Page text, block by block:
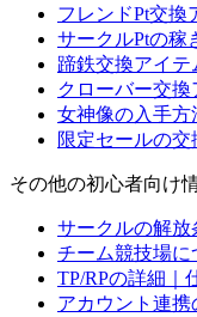
フレンドPt交換
サークルPtの稼
蹄鉄交換アイテ
クローバー交
女神像の入手方
限定セールの交
その他の初心者向け
サークルの解放
チーム競技場に
TP/RPの詳細｜
アカウント連携